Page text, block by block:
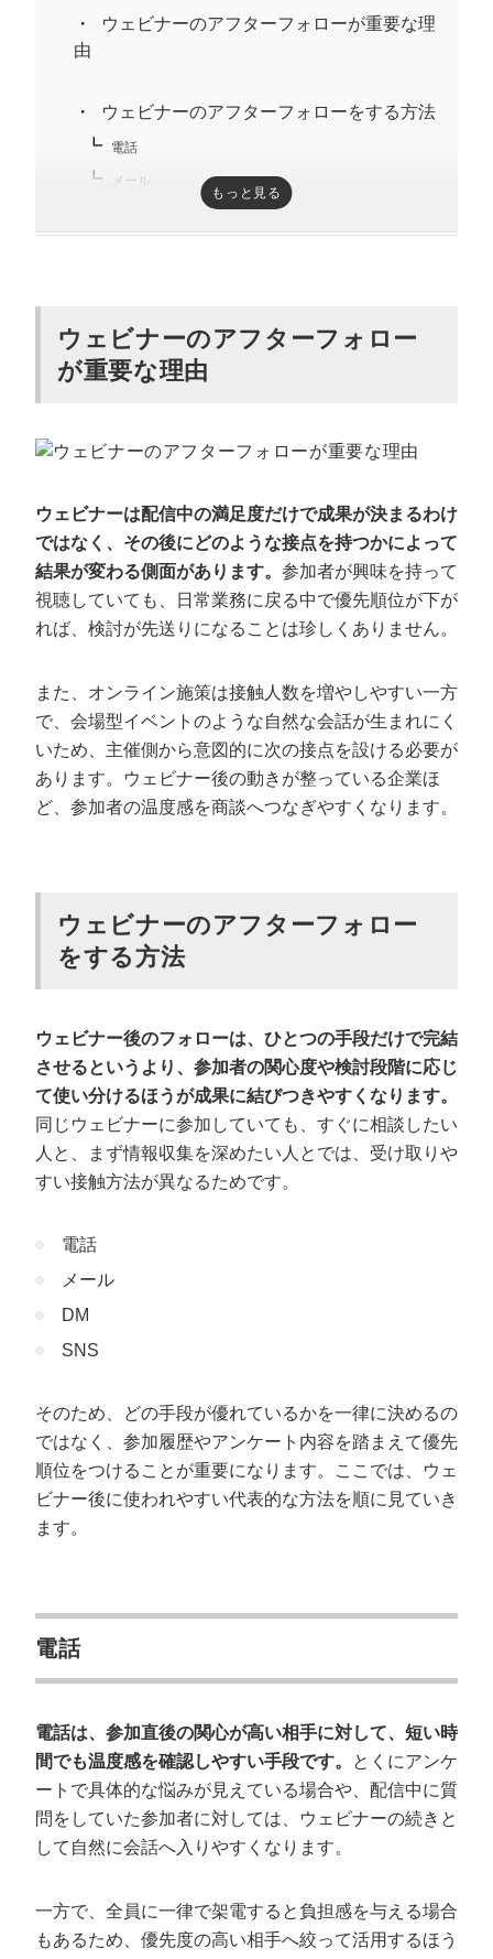
ウェビナーのアフターフォローが重要な理
由
ウェビナーのアフターフォローをする方法
電話
メール
開催の目的やターゲットを明確にする
ウェビナーのテーマに合った登壇者を選定する
ウェビナー中に視聴者とコミュニケーションを取る
ウェビナーのアフターフォローを成功させ
るポイント
ウェビナー後すぐにフォローする
アンケート結果を細かく分析する
欠席者へのフォローも丁寧に行う
まとめ
もっと見る
ウェビナーのアフターフォロー
が重要な理由
ウェビナーは配信中の満足度だけで成果が決まるわけ
ではなく、その後にどのような接点を持つかによって
結果が変わる側面があります。 参加者が興味を持って
視聴していても、日常業務に戻る中で優先順位が下が
れば、検討が先送りになることは珍しくありません。
また、オンライン施策は接触人数を増やしやすい一方
で、会場型イベントのような自然な会話が生まれにく
いため、主催側から意図的に次の接点を設ける必要が
あります。ウェビナー後の動きが整っている企業ほ
ど、参加者の温度感を商談へつなぎやすくなります。
ウェビナーのアフターフォロー
をする方法
ウェビナー後のフォローは、ひとつの手段だけで完結
させるというより、参加者の関心度や検討段階に応じ
て使い分けるほうが成果に結びつきやすくなります。
同じウェビナーに参加していても、すぐに相談したい
人と、まず情報収集を深めたい人とでは、受け取りや
すい接触方法が異なるためです。
電話
メール
DM
SNS
そのため、どの手段が優れているかを一律に決めるの
ではなく、参加履歴やアンケート内容を踏まえて優先
順位をつけることが重要になります。ここでは、ウェ
ビナー後に使われやすい代表的な方法を順に見ていき
ます。
電話
電話は、参加直後の関心が高い相手に対して、短い時
間でも温度感を確認しやすい手段です。
とくにアンケ
ートで具体的な悩みが見えている場合や、配信中に質
問をしていた参加者に対しては、ウェビナーの続きと
して自然に会話へ入りやすくなります。
一方で、全員に一律で架電すると負担感を与える場合
もあるため、優先度の高い相手へ絞って活用するほう